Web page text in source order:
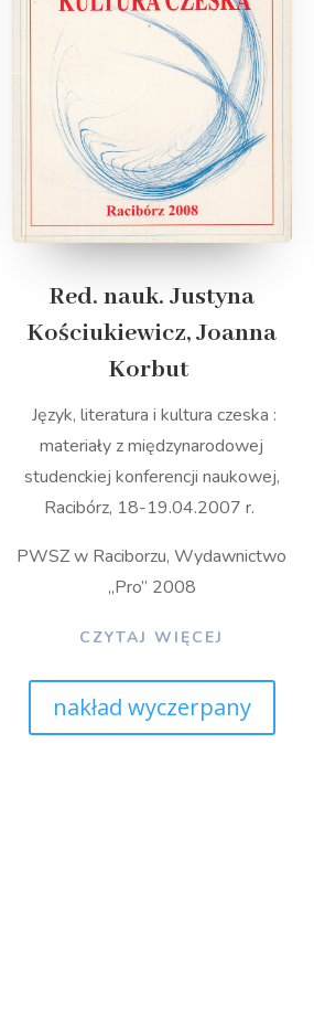
Red. nauk. Justyna
Kościukiewicz, Joanna
Korbut
Język, literatura i kultura czeska :
materiały z międzynarodowej
studenckiej konferencji naukowej,
Racibórz, 18-19.04.2007 r.
PWSZ w Raciborzu, Wydawnictwo
„Pro” 2008
CZYTAJ WIĘCEJ
nakład wyczerpany